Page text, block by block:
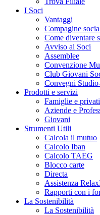
I Soci
Vantaggi
Compagine
Come diventare
Avviso ai Soci
Assemblee
Convenzione
Club Giovani
Convegni
Prodotti e servizi
Famiglie e privati
Aziende e
Giovani
Strumenti Utili
Calcola il mutuo
Calcolo Iban
Calcolo TAEG
Blocco carte
Directa
Assistenza
Rapporti con i
La Sostenibilità
La Sostenibilità